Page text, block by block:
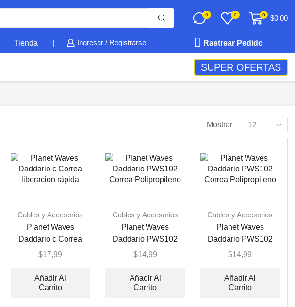
0 0 0 $0,00
Tienda | Ingresar / Registrarse Rastrear Pedido
SUPER OFERTAS
Mostrar
Cables y Accesorios
Planet Waves
Daddario c Correa
liberación rápida
$17,99
Añadir Al
Carrito
Cables y Accesorios
Planet Waves
Daddario PWS102
Correa Polipropileno
$14,99
Añadir Al
Carrito
Cables y Accesorios
Planet Waves
Daddario PWS102
Correa Polipropileno
$14,99
Añadir Al
Carrito